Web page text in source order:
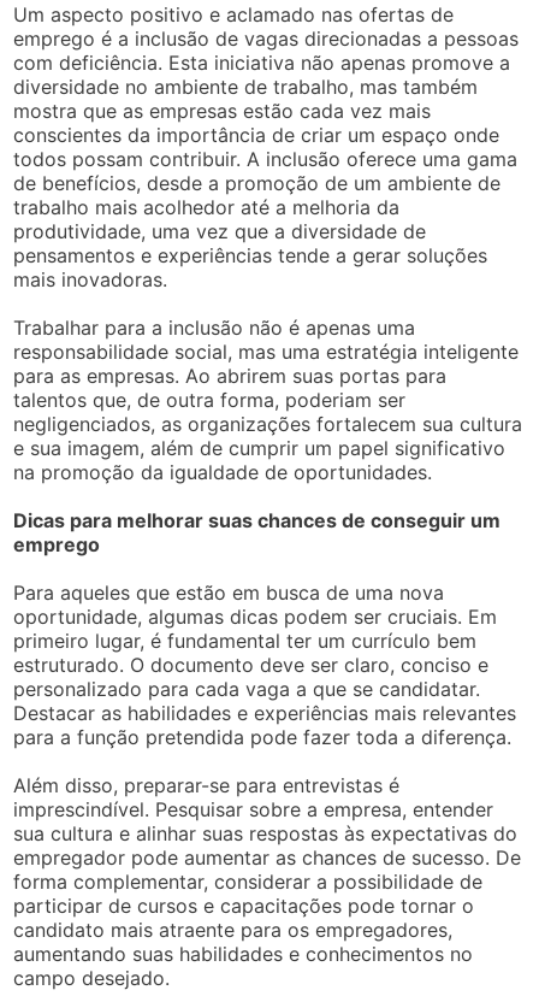
Um aspecto positivo e aclamado nas ofertas de
emprego é a inclusão de vagas direcionadas a pessoas
com deficiência. Esta iniciativa não apenas promove a
diversidade no ambiente de trabalho, mas também
mostra que as empresas estão cada vez mais
conscientes da importância de criar um espaço onde
todos possam contribuir. A inclusão oferece uma gama
de benefícios, desde a promoção de um ambiente de
trabalho mais acolhedor até a melhoria da
produtividade, uma vez que a diversidade de
pensamentos e experiências tende a gerar soluções
mais inovadoras.
Trabalhar para a inclusão não é apenas uma
responsabilidade social, mas uma estratégia inteligente
para as empresas. Ao abrirem suas portas para
talentos que, de outra forma, poderiam ser
negligenciados, as organizações fortalecem sua cultura
e sua imagem, além de cumprir um papel significativo
na promoção da igualdade de oportunidades.
Dicas para melhorar suas chances de conseguir um
emprego
Para aqueles que estão em busca de uma nova
oportunidade, algumas dicas podem ser cruciais. Em
primeiro lugar, é fundamental ter um currículo bem
estruturado. O documento deve ser claro, conciso e
personalizado para cada vaga a que se candidatar.
Destacar as habilidades e experiências mais relevantes
para a função pretendida pode fazer toda a diferença.
Além disso, preparar-se para entrevistas é
imprescindível. Pesquisar sobre a empresa, entender
sua cultura e alinhar suas respostas às expectativas do
empregador pode aumentar as chances de sucesso. De
forma complementar, considerar a possibilidade de
participar de cursos e capacitações pode tornar o
candidato mais atraente para os empregadores,
aumentando suas habilidades e conhecimentos no
campo desejado.